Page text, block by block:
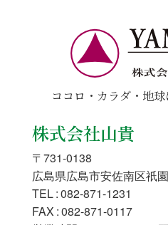
ココロ・カラダ・地
株式会社山貴
〒731-0138
広島県広島市安佐南区祇
TEL : 082-871-1231
FAX : 082-871-0117